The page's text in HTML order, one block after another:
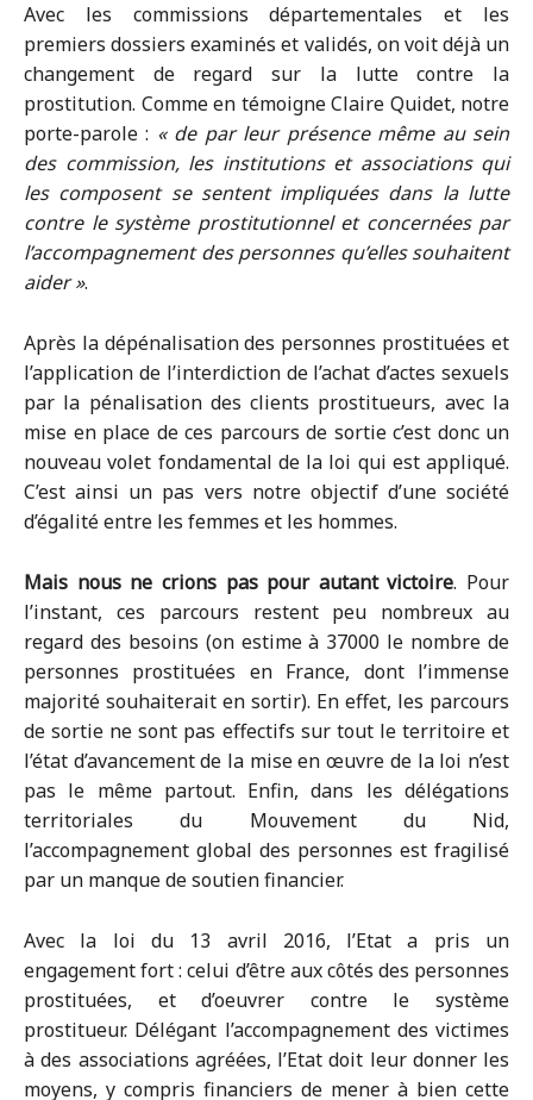
Avec les commissions départementales et les
premiers dossiers examinés et validés, on voit déjà un
changement de regard sur la lutte contre la
prostitution. Comme en témoigne Claire Quidet, notre
porte-parole : « de par leur présence même au sein
des commission, les institutions et associations qui
les composent se sentent impliquées dans la lutte
contre le système prostitutionnel et concernées par
l’accompagnement des personnes qu’elles souhaitent
aider ».
Après la dépénalisation des personnes prostituées et
l’application de l’interdiction de l’achat d’actes sexuels
par la pénalisation des clients prostitueurs, avec la
mise en place de ces parcours de sortie c’est donc un
nouveau volet fondamental de la loi qui est appliqué.
C’est ainsi un pas vers notre objectif d’une société
d’égalité entre les femmes et les hommes.
Mais nous ne crions pas pour autant victoire. Pour
l’instant, ces parcours restent peu nombreux au
regard des besoins (on estime à 37000 le nombre de
personnes prostituées en France, dont l’immense
majorité souhaiterait en sortir). En effet, les parcours
de sortie ne sont pas effectifs sur tout le territoire et
l’état d’avancement de la mise en œuvre de la loi n’est
pas le même partout. Enfin, dans les délégations
territoriales du Mouvement du Nid,
l’accompagnement global des personnes est fragilisé
par un manque de soutien financier.
Avec la loi du 13 avril 2016, l’Etat a pris un
engagement fort : celui d’être aux côtés des personnes
prostituées, et d’oeuvrer contre le système
prostitueur. Délégant l’accompagnement des victimes
à des associations agréées, l’Etat doit leur donner les
moyens, y compris financiers de mener à bien cette